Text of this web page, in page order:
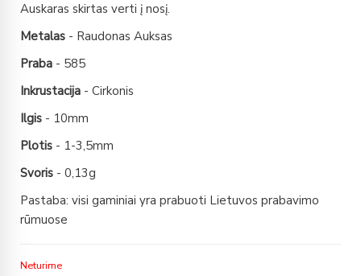
Auskaras skirtas verti į nosį.
Metalas - Raudonas Auksas
Praba - 585
Inkrustacija - Cirkonis
Ilgis - 10mm
Plotis - 1-3,5mm
Svoris - 0,13g
Pastaba: visi gaminiai yra prabuoti Lietuvos prabavimo
rūmuose
Neturime